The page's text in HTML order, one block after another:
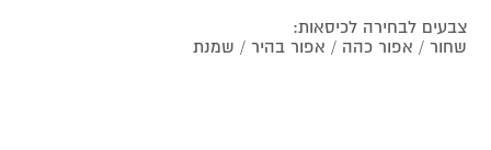
צבעים לבחירה לכיסאות:
שחור / אפור כהה / אפור בהיר / שמנת